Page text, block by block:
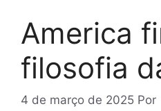
America
filosofia
4 de março de 2025 Por